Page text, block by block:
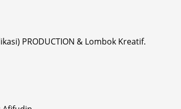
PRODUCTION & Lombok Kreatif.